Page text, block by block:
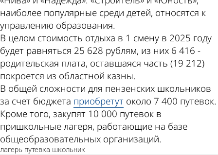
наиболее популярные среди детей, относятся к
управлению образования.
В целом стоимость отдыха в 1 смену в 2025 году
будет равняться 25 628 рублям, из них 6 416 -
родительская плата, оставшаяся часть (19 212)
покроется из областной казны.
В общей сложности для пензенских школьников
за счет бюджета приобретут около 7 400 путевок.
Кроме того, закупят 10 000 путевок в
пришкольные лагеря, работающие на базе
общеобразовательных организаций.
лагерь путевка школьник